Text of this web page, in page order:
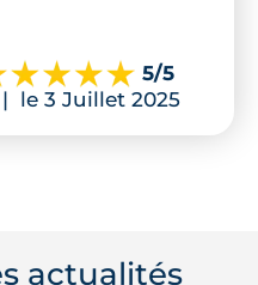
5/5
| le 3 Juillet 2025
actualités